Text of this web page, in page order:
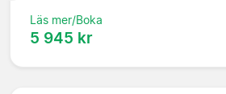
Läs mer/Boka
5 945 kr